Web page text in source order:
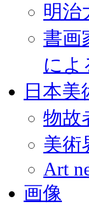
明治
書画
によ
日本美
物故
美術
Art
画像